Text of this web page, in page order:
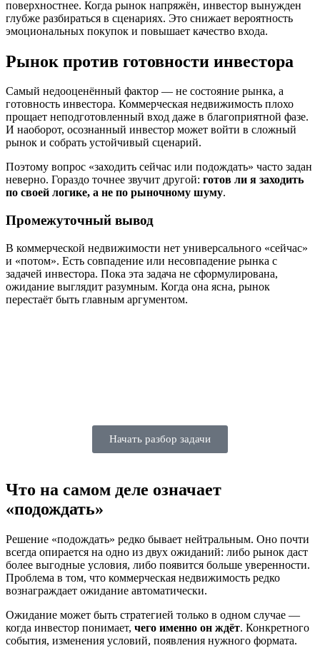
поверхностнее. Когда рынок напряжён, инвестор вынужден
глубже разбираться в сценариях. Это снижает вероятность
эмоциональных покупок и повышает качество входа.
Рынок против готовности инвестора
Самый недооценённый фактор — не состояние рынка, а
готовность инвестора. Коммерческая недвижимость плохо
прощает неподготовленный вход даже в благоприятной фазе.
И наоборот, осознанный инвестор может войти в сложный
рынок и собрать устойчивый сценарий.
Поэтому вопрос «заходить сейчас или подождать» часто задан
неверно. Гораздо точнее звучит другой: готов ли я заходить
по своей логике, а не по рыночному шуму.
Промежуточный вывод
В коммерческой недвижимости нет универсального «сейчас»
и «потом». Есть совпадение или несовпадение рынка с
задачей инвестора. Пока эта задача не сформулирована,
ожидание выглядит разумным. Когда она ясна, рынок
перестаёт быть главным аргументом.
Начать разбор задачи
Что на самом деле означает
«подождать»
Решение «подождать» редко бывает нейтральным. Оно почти
всегда опирается на одно из двух ожиданий: либо рынок даст
более выгодные условия, либо появится больше уверенности.
Проблема в том, что коммерческая недвижимость редко
вознаграждает ожидание автоматически.
Ожидание может быть стратегией только в одном случае —
когда инвестор понимает, чего именно он ждёт. Конкретного
события, изменения условий, появления нужного формата.